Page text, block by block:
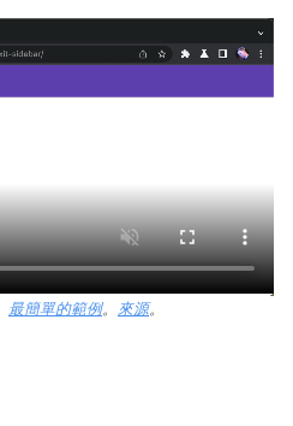
最簡單的範例。 來源。